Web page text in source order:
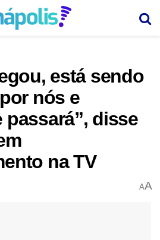
está sendo
nós e
passará”, disse
na TV
AA